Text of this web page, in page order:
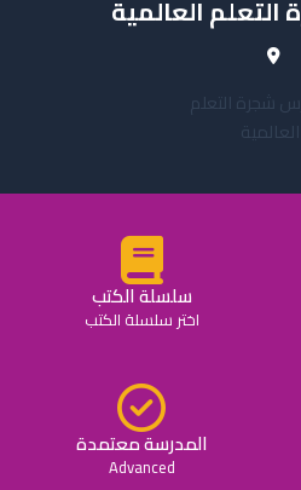
العالمية
سلسلة الكتب
اختر سلسلة الكتب
المدرسة معتمدة
Advanced